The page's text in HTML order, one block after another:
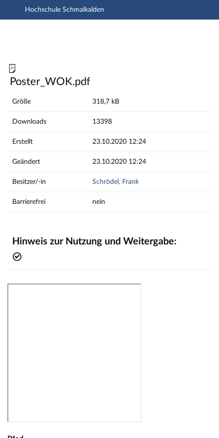
Hauptnavigation
Hochschule Schmalkalden
Poster_WOK.pdf
Poster_WOK.pdf
Größe 318,7 kB
Downloads 13398
Erstellt 23.10.2020 12:24
Geändert 23.10.2020 12:24
Besitzer/-in Schrödel, Frank
Barrierefrei nein
Hinweis zur Nutzung und Weitergabe: